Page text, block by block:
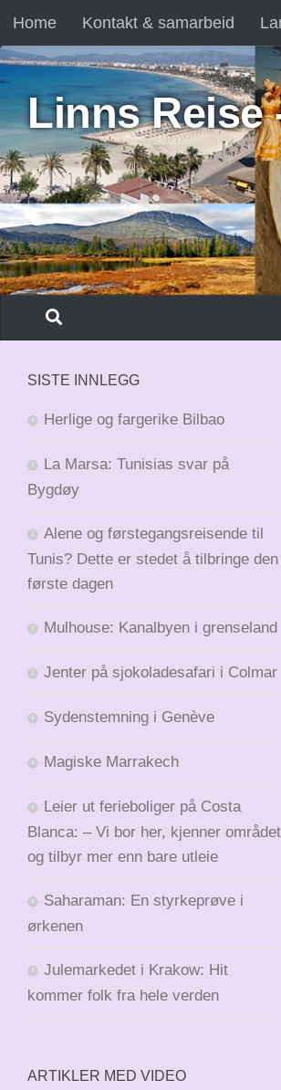
Skip to content
Home Kontakt & samarbeid
Linns Reise
SISTE INNLEGG
Herlige og fargerike Bilbao
La Marsa: Tunisias svar på
Bygdøy
Alene og førstegangsreisende til
Tunis? Dette er stedet å tilbringe den
første dagen
Mulhouse: Kanalbyen i grenseland
Jenter på sjokoladesafari i Colmar
Sydenstemning i Genève
Magiske Marrakech
Leier ut ferieboliger på Costa
Blanca: – Vi bor her, kjenner området
og tilbyr mer enn bare utleie
Saharaman: En styrkeprøve i
ørkenen
Julemarkedet i Krakow: Hit
kommer folk fra hele verden
ARTIKLER MED VIDEO